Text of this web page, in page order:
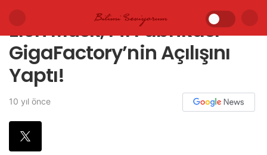
Elon Musk, Pil Fabrikası
GigaFactory’nin Açılışını
Yaptı!
10 yıl önce